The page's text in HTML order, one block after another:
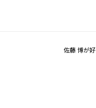
佐藤 博が